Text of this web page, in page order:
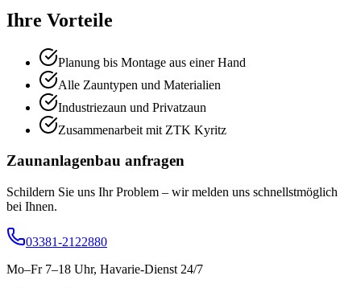
Ihre Vorteile
Planung bis Montage aus einer Hand
Alle Zauntypen und Materialien
Industriezaun und Privatzaun
Zusammenarbeit mit ZTK Kyritz
Zaunanlagenbau anfragen
Schildern Sie uns Ihr Problem – wir melden uns schnellstmöglich
bei Ihnen.
03381-2122880
Mo–Fr 7–18 Uhr, Havarie-Dienst 24/7